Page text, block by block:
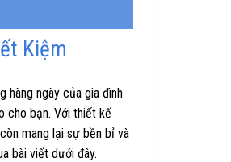
Kiệm
hàng ngày của gia đình
cho bạn. Với thiết kế
mang lại sự bền bỉ và
bài viết dưới đây.